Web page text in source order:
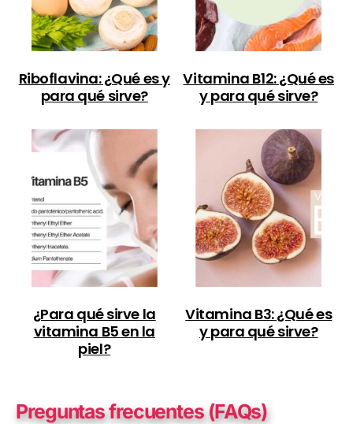
Riboflavina: ¿Qué es y
para qué sirve?
Vitamina B12: ¿Qué es
y para qué sirve?
¿Para qué sirve la
vitamina B5 en la
piel?
Vitamina B3: ¿Qué es
y para qué sirve?
Preguntas frecuentes (FAQs)